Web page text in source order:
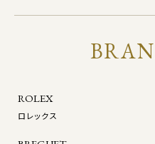
ROLEX
ロレックス